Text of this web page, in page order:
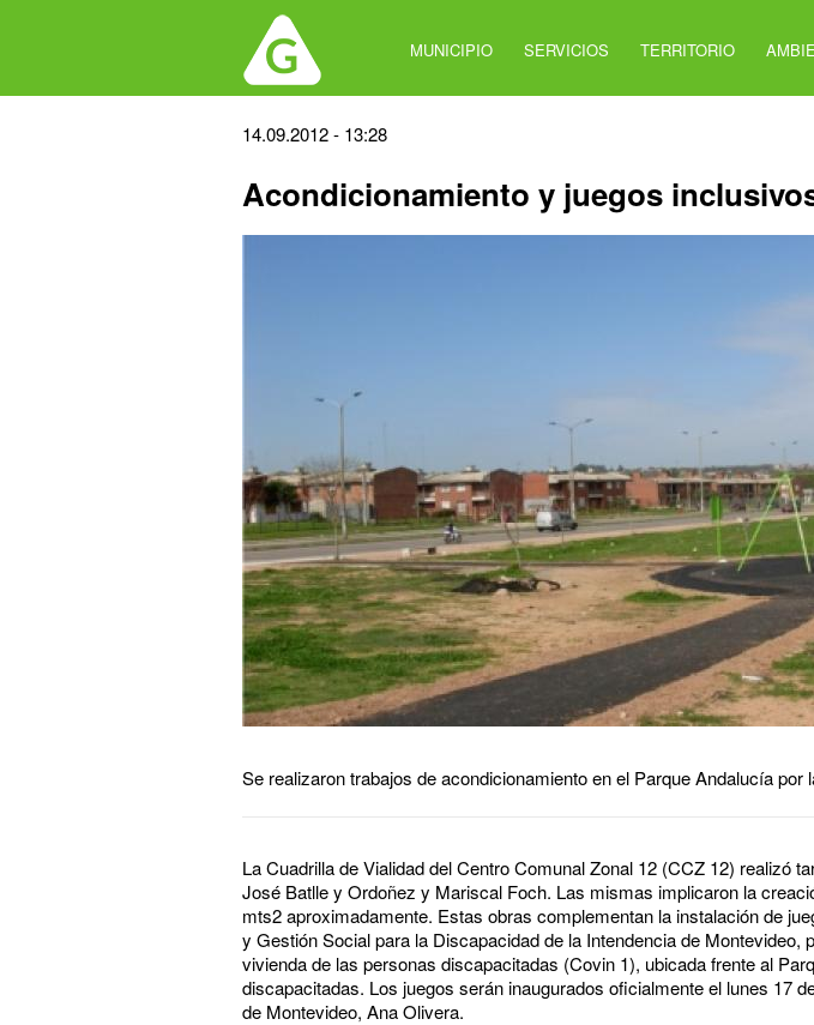
MUNICIPIO SERVICIOS TERRITORIO
Back
top
14.09.2012 - 13:28
Acondicionamiento y juegos
Se realizaron trabajos de acondicionamiento en el Parque Andalucía por
La Cuadrilla de Vialidad del Centro Comunal Zonal 12 (CCZ 12) realizó
José Batlle y Ordoñez y Mariscal Foch. Las mismas implicaron la
mts2 aproximadamente. Estas obras complementan la instalación de
y Gestión Social para la Discapacidad de la Intendencia de
vivienda de las personas discapacitadas (Covin 1), ubicada frente al
discapacitadas. Los juegos serán inaugurados oficialmente el lunes 17
de Montevideo, Ana Olivera.